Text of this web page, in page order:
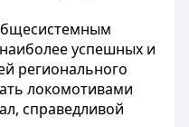
успешных и
регионального
локомотивами
справедливой